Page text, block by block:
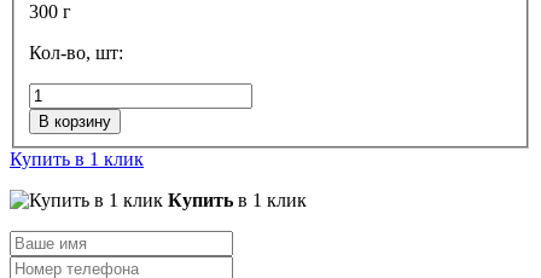
300 г
Кол-во, шт:
В корзину
Купить в 1 клик
Купить в 1 клик